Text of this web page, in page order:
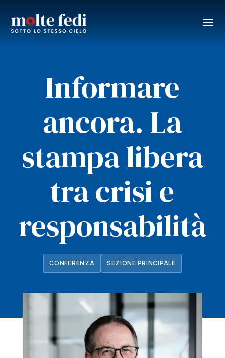
Informare
ancora. La
stampa libera
tra crisi e
responsabilità
CONFERENZA SEZIONE PRINCIPALE